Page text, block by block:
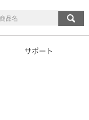
マイページ
カート
サポート